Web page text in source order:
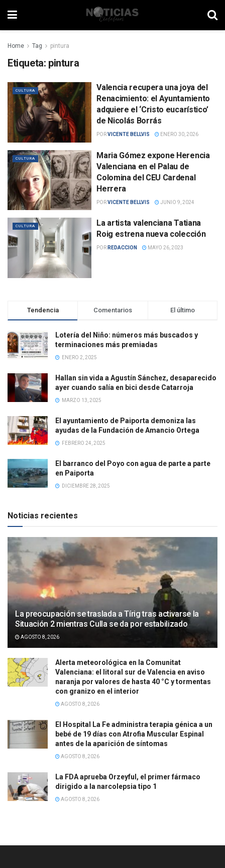
Home Tag pintura
Etiqueta: pintura
CULTURA
Valencia recupera una joya del
Renacimiento: el Ayuntamiento
adquiere el ‘Cristo eucarístico’
de Nicolás Borrás
PORVICENTE BELLVIS ENERO 30, 2026
CULTURA
Maria Gómez expone Herencia
Valenciana en el Palau de
Colomina del CEU Cardenal
Herrera
PORVICENTE BELLVIS JUNIO 9, 2024
CULTURA
La artista valenciana Tatiana
Roig estrena nueva colección
POR REDACCION MAYO 26, 2023
Tendencia Comentarios El último
Lotería del Niño: números más buscados y
terminaciones más premiadas
ENERO 2, 2025
Hallan sin vida a Agustín Sánchez, desaparecido
ayer cuando salía en bici desde Catarroja
MARZO 13, 2025
El ayuntamiento de Paiporta demoniza las
ayudas de la Fundación de Amancio Ortega
FEBRERO 24, 2025
El barranco del Poyo con agua de parte a parte
en Paiporta
DICIEMBRE 28, 2025
Noticias recientes
La preocupación se traslada a Tírig tras activarse la
Situación 2 mientras Culla se da por estabilizado
AGOSTO 8, 2026
Alerta meteorológica en la Comunitat
Valenciana: el litoral sur de Valencia en aviso
naranja por valores de hasta 40 °C y tormentas
con granizo en el interior
AGOSTO 8, 2026
El Hospital La Fe administra terapia génica a un
bebé de 19 días con Atrofia Muscular Espinal
antes de la aparición de síntomas
AGOSTO 8, 2026
La FDA aprueba Orzeyful, el primer fármaco
dirigido a la narcolepsia tipo 1
AGOSTO 8, 2026